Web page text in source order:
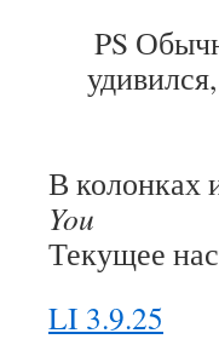
PS
В колонках
You
Текущее
LI 3.9.25